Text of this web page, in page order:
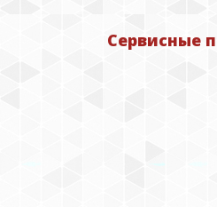
Сервисные